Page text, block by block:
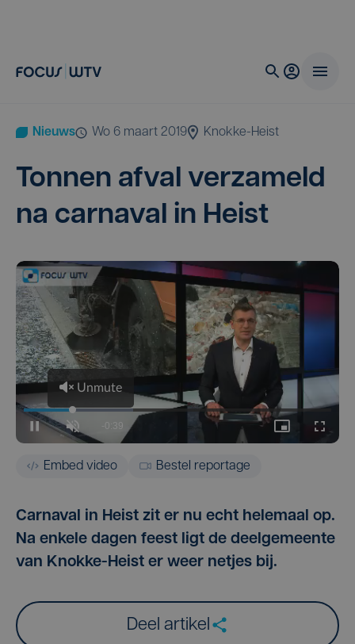
Nieuws wo 6 maart 2019 Knokke-Heist
Ton­nen afval ver­za­meld
na car­na­val in Heist
Embed video Bestel reportage
Carnaval in Heist zit er nu echt helemaal op.
Na enkele dagen feest ligt de deelgemeente
van Knokke-Heist er weer netjes bij.
Deel artikel